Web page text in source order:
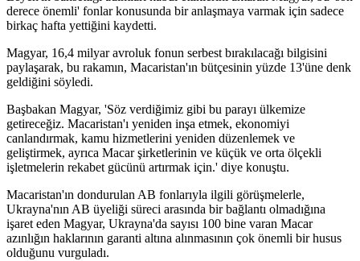
derece önemli' fonlar konusunda bir anlaşmaya varmak için sadece
birkaç hafta yettiğini kaydetti.
Magyar, 16,4 milyar avroluk fonun serbest bırakılacağı bilgisini
paylaşarak, bu rakamın, Macaristan'ın bütçesinin yüzde 13'üne denk
geldiğini söyledi.
Başbakan Magyar, 'Söz verdiğimiz gibi bu parayı ülkemize
getireceğiz. Macaristan'ı yeniden inşa etmek, ekonomiyi
canlandırmak, kamu hizmetlerini yeniden düzenlemek ve
geliştirmek, ayrıca Macar şirketlerinin ve küçük ve orta ölçekli
işletmelerin rekabet gücünü artırmak için.' diye konuştu.
Macaristan'ın dondurulan AB fonlarıyla ilgili görüşmelerle,
Ukrayna'nın AB üyeliği süreci arasında bir bağlantı olmadığına
işaret eden Magyar, Ukrayna'da sayısı 100 bine varan Macar
azınlığın haklarının garanti altına alınmasının çok önemli bir husus
olduğunu vurguladı.